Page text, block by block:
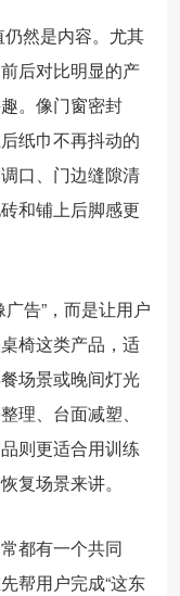
然是内容。尤其
后对比明显的产
。像门窗密封
纸巾不再抖动的
口、门边缝隙清
和铺上后脚感更
告”，而是让用户
椅这类产品，适
场景或晚间灯光
理、台面减塑、
则更适合用训练
复场景来讲。
都有一个共同
帮用户完成“这东